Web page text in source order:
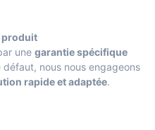
produit
une garantie spécifique
nous nous engageons
rapide et adaptée.